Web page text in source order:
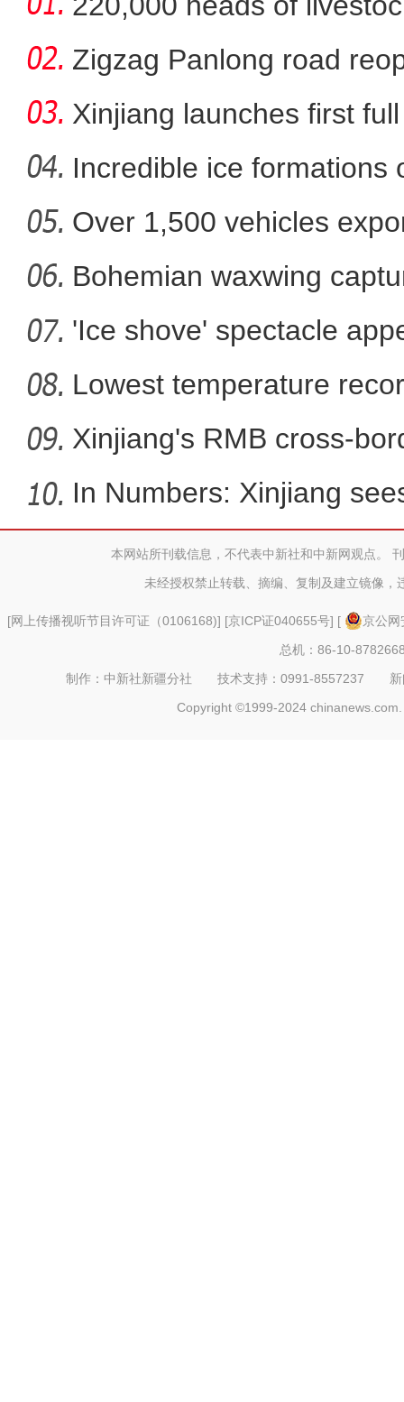
新疆新型建材产品畅销中
新疆喀什地区650万亩棉
betwee
Zigzag Panlong road
Xinjiang launches first
Incredible ice formations
Over 1,500 vehicles
Bohemian waxwing
'Ice shove' spectacle
Lowest temperature
Xinjiang's RMB cross-
In Numbers: Xinjiang
本网站所刊载信息，不代表中新社和中新网观点。
未经授权禁止转载、摘编、复制及建立镜像，
[网上传播视听节目许可证（0106168)] [京ICP证040655号] [
京公
总机：86-10-
制作：中新社新疆分社 技术支持：0991-8557237
Copyright ©1999-2024